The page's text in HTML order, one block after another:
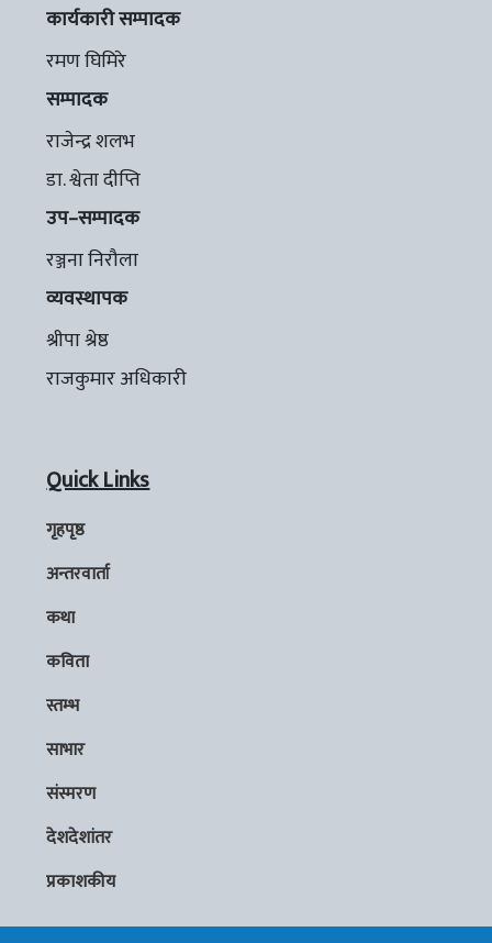
कार्यकारी सम्पादक
रमण घिमिरे
सम्पादक
राजेन्द्र शलभ
डा. श्वेता दीप्ति
उप–सम्पादक
रञ्जना निरौला
व्यवस्थापक
श्रीपा श्रेष्ठ
राजकुमार अधिकारी
Quick Links
गृहपृष्ठ
अन्तरवार्ता
कथा
कविता
स्तम्भ
साभार
संस्मरण
देशदेशांतर
प्रकाशकीय